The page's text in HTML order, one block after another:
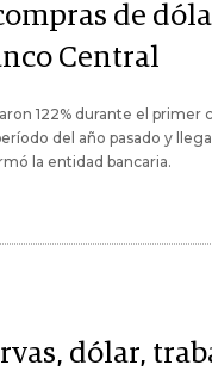
de
Central
122% durante el primer
del año pasado y
la entidad bancaria.
dólar,